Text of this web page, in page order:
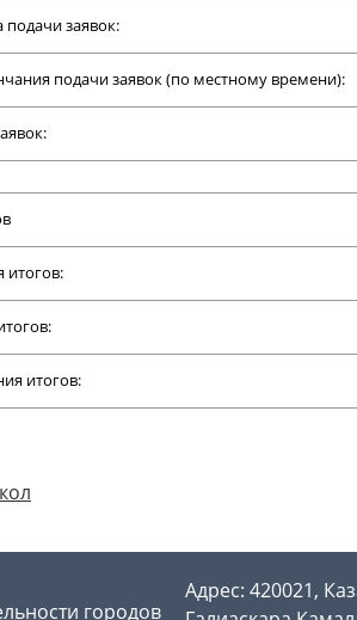
подачи заявок:
подачи заявок (по местному времени):
итогов:
итогов:
городов
Адрес: 420021,